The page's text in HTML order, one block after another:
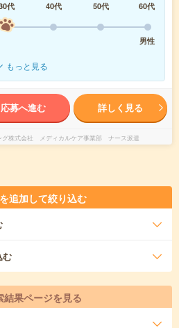
代 40代 50代
60代
男性
もっと見る
応募へ進む 詳しく見る
グ株式会社 メディカルケア事業部 ナース派遣
追加して絞り込む
む
結果ページを見る